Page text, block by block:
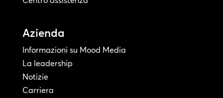
Azienda
Informazioni su Mood Media
La leadership
Notizie
Carriera